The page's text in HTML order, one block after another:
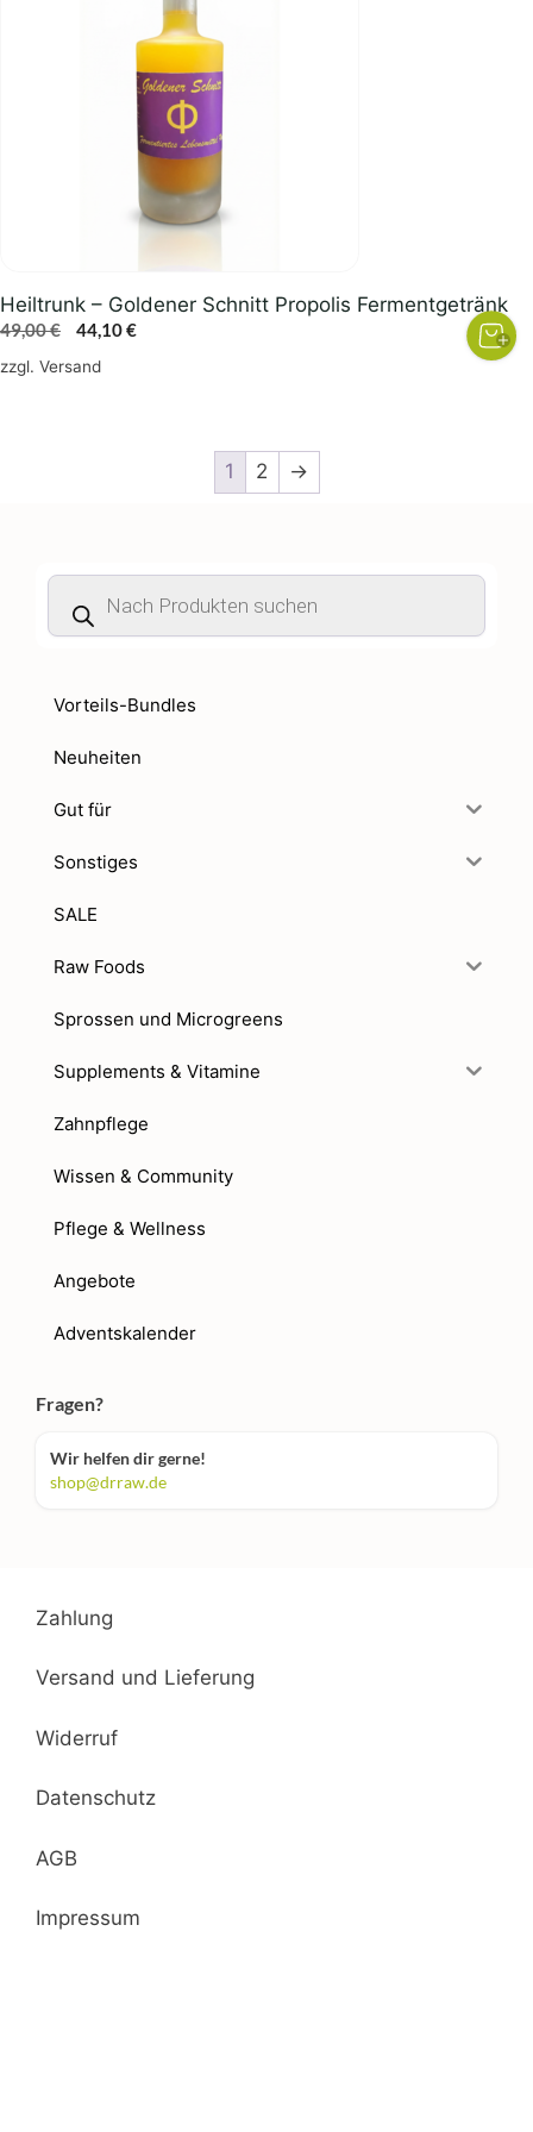
Heiltrunk – Goldener Schnitt Propolis Fermentgetränk
49,00€
Ursprünglicher
Preis
44,10€Aktueller
zzgl. Versand
1 2 →
Products
search
Vorteils-Bundles
Neuheiten
Gut für
Sonstiges
SALE
Raw Foods
Sprossen und Microgreens
Supplements & Vitamine
Zahnpflege
Wissen & Community
Pflege & Wellness
Angebote
Adventskalender
Fragen?
Wir helfen dir gerne!
shop@drraw.de
Zahlung
Versand und Lieferung
Widerruf
Datenschutz
AGB
Impressum